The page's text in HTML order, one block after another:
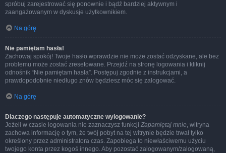
spróbuj zarejestrować się ponownie i bądź bardziej aktywnym i
zaangażowanym w dyskusje użytkownikiem.
Na górę
Nie pamiętam hasła!
Zachowaj spokój! Twoje hasło wprawdzie nie może zostać odzyskane, ale bez
problemu może zostać zresetowane. Przejdź na stronę logowania i kliknij
odnośnik “Nie pamiętam hasła”. Postępuj zgodnie z instrukcjami, a
prawdopodobnie niedługo znów będziesz móc się zalogować.
Na górę
Dlaczego następuje automatyczne wylogowanie?
Jeżeli w czasie logowania nie zaznaczysz funkcji Zapamiętaj mnie, witryna
zachowa informację o tym, że twój pobyt na tej witrynie będzie trwał tylko
określony przez administratora czas. Zapobiega to niewłaściwemu użyciu
twojego konta przez kogoś innego. Aby pozostać zalogowanym/zalogowaną,